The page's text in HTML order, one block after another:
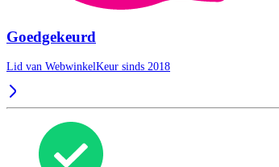
Goedgekeurd
Lid van WebwinkelKeur sinds 2018